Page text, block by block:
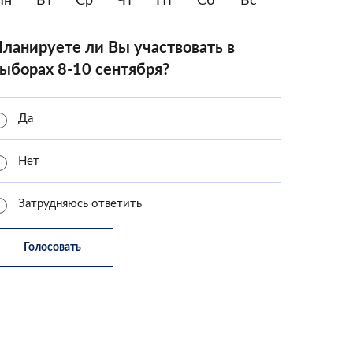
ли Вы участвовать в
8-10 сентября?
Да
Нет
Затрудняюсь ответить